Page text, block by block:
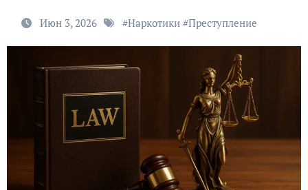
Июн 3, 2026 #Наркотики#Преступление